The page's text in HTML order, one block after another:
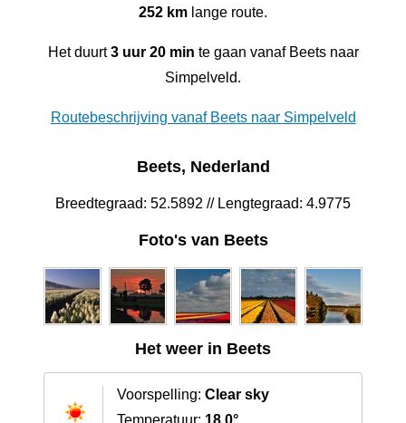
252 km lange route.
Het duurt3 uur 20 min te gaan vanaf Beets naar
Simpelveld.
Routebeschrijving vanaf Beets naar Simpelveld
Beets, Nederland
Breedtegraad: 52.5892 // Lengtegraad: 4.9775
Foto's van Beets
Het weer in Beets
Voorspelling: Clear sky